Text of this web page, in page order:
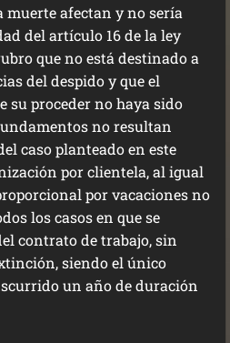
afectan y no sería
del artículo 16 de la ley
que no está destinado a
del despido y que el
su proceder no haya sido
no resultan
caso planteado en este
por clientela, al igual
por vacaciones no
los casos en que se
contrato de trabajo, sin
siendo el único
un año de duración